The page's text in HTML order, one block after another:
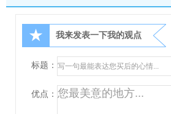
★ 我来发表一下我的观点
标题：
优点：